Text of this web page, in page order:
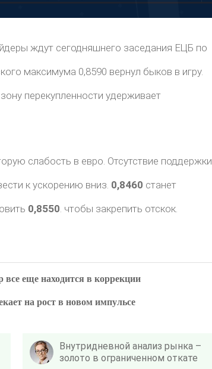
ждут сегодняшнего заседания ЕЦБ по
максимума 0,8590 вернул быков в игру.
перекупленности удерживает
слабость в евро. Отсутствие поддержки
к ускорению вниз. 0,8460 станет
0,8550 . чтобы закрепить отскок.
еще находится в коррекции
на рост в новом импульсе
Внутридневной анализ рынка –
золото в ограниченном откате